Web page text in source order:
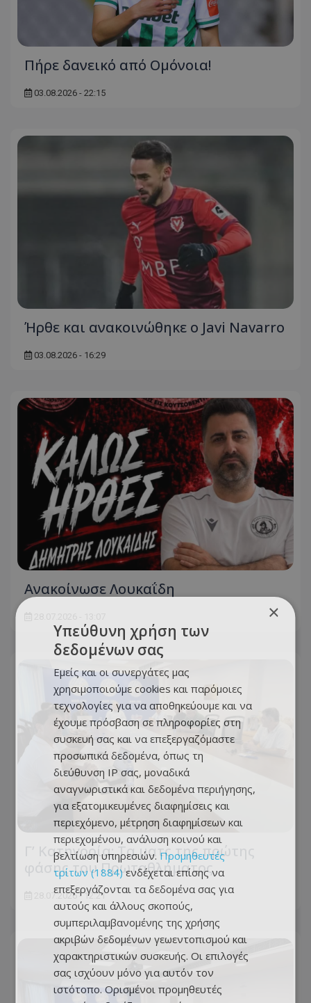
Πήρε δανεικό από Ομόνοια!
03.08.2026 - 22:15
Ήρθε και ανακοινώθηκε ο Javi Navarro
03.08.2026 - 16:29
Ανακοίνωσε Λουκαΐδη
Γ’ Κατηγορία: Τα ματς της πρώτης
φάσης του Πρωταθλήματος
28.07.2026 - 12:21
×
Υπεύθυνη χρήση των
δεδομένων σας
Εμείς και οι συνεργάτες μας
χρησιμοποιούμε cookies και παρόμοιες
τεχνολογίες για να αποθηκεύουμε και να
έχουμε πρόσβαση σε πληροφορίες στη
συσκευή σας και να επεξεργαζόμαστε
προσωπικά δεδομένα, όπως τη
διεύθυνση IP σας, μοναδικά
αναγνωριστικά και δεδομένα περιήγησης,
για εξατομικευμένες διαφημίσεις και
περιεχόμενο, μέτρηση διαφημίσεων και
περιεχομένου, ανάλυση κοινού και
βελτίωση υπηρεσιών. Προμηθευτές
τρίτων (1884) ενδέχεται επίσης να
επεξεργάζονται τα δεδομένα σας για
αυτούς και άλλους σκοπούς,
συμπεριλαμβανομένης της χρήσης
ακριβών δεδομένων γεωεντοπισμού και
χαρακτηριστικών συσκευής. Οι επιλογές
σας ισχύουν μόνο για αυτόν τον
ιστότοπο. Ορισμένοι προμηθευτές